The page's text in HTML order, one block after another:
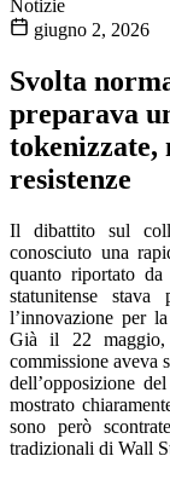
Notizie
giugno 2, 2026
Svolta
preparava
tokenizzate,
resistenze
Il dibattito sul
conosciuto una
quanto riportato
statunitense stava
l’innovazione per
Già il 22 maggio,
commissione aveva
dell’opposizione
mostrato
sono però
tradizionali di Wall